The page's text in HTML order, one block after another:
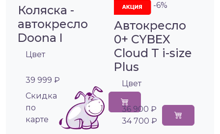
Коляска -
автокресло
Doona I
Цвет
39 999 ₽
Cкидка
по
карте
-6%
Автокресло
0+ CYBEX
Cloud T i-size
Plus
Цвет
36 900 ₽
34 700 ₽